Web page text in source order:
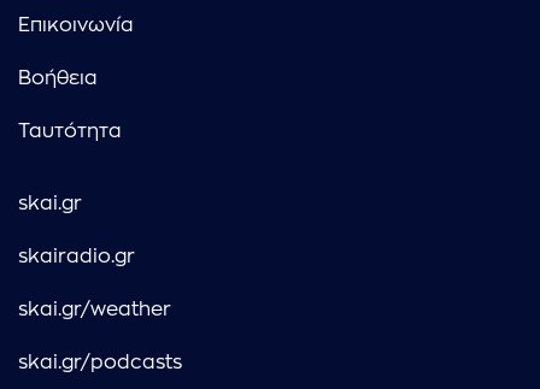
Επικοινωνία
Βοήθεια
Ταυτότητα
skai.gr
skairadio.gr
skai.gr/weather
skai.gr/podcasts